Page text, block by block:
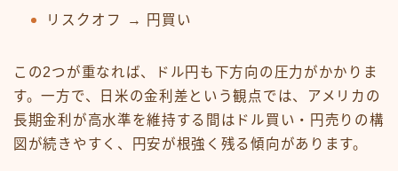
リスクオフ → 円買い
この2つが重なれば、ドル円も下方向の圧力がかかりま
す。一方で、日米の金利差という観点では、アメリカの
長期金利が高水準を維持する間はドル買い・円売りの構
図が続きやすく、円安が根強く残る傾向があります。